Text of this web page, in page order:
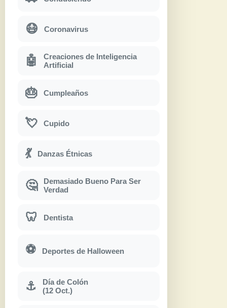
😷 Coronavirus
🤖
Creaciones de Inteligencia
Artificial
🎂 Cumpleaños
💘 Cupido
💃 Danzas Étnicas
🤔
Demasiado Bueno Para Ser
Verdad
🦷 Dentista
⚽ Deportes de Halloween
⚓
Día de Colón
(12 Oct.)